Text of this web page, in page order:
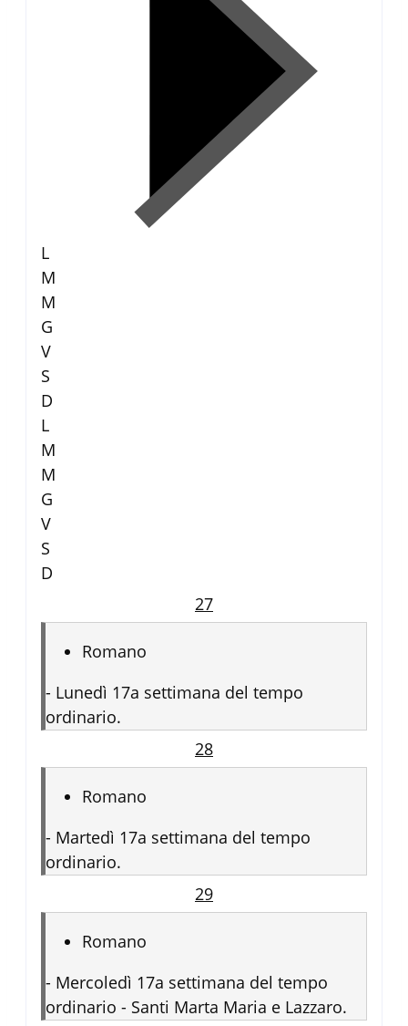
L
M
M
G
V
S
D
L
M
M
G
V
S
D
27
Romano
- Lunedì 17a settimana del tempo
ordinario.
28
Romano
- Martedì 17a settimana del tempo
ordinario.
29
Romano
- Mercoledì 17a settimana del tempo
ordinario - Santi Marta Maria e Lazzaro.